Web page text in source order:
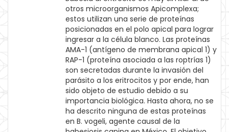
otros microorganismos Apicomplexa;
estos utilizan una serie de proteínas
posicionadas en el polo apical para lograr
ingresar a la célula blanco. Las proteínas
AMA-1 (antígeno de membrana apical 1) y
RAP-1 (proteína asociada a las roptrías 1)
son secretadas durante la invasión del
parásito a los eritrocitos y por ende, han
sido objeto de estudio debido a su
importancia biológica. Hasta ahora, no se
ha descrito ninguna de estas proteínas
en B. vogeli, agente causal de la